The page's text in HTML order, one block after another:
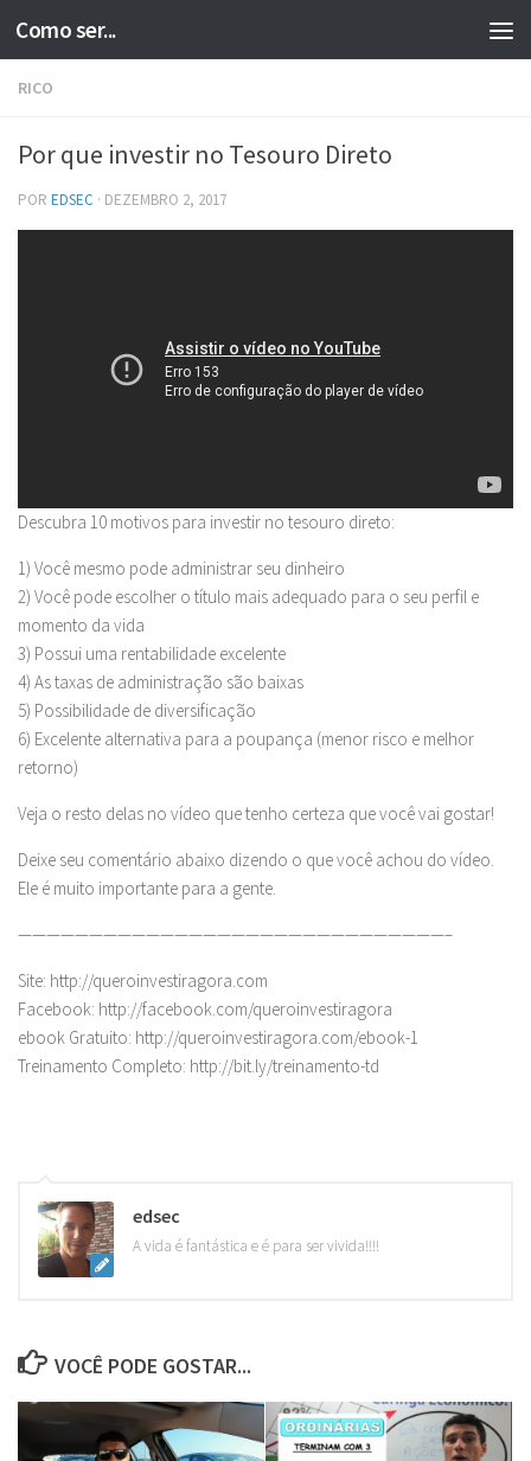
Skip to content
Como ser...
RICO
Por que investir no Tesouro Direto
POR EDSEC · DEZEMBRO 2, 2017
Descubra 10 motivos para investir no tesouro direto:
1) Você mesmo pode administrar seu dinheiro
2) Você pode escolher o título mais adequado para o seu perfil e
momento da vida
3) Possui uma rentabilidade excelente
4) As taxas de administração são baixas
5) Possibilidade de diversificação
6) Excelente alternativa para a poupança (menor risco e melhor
retorno)
Veja o resto delas no vídeo que tenho certeza que você vai gostar!
Deixe seu comentário abaixo dizendo o que você achou do vídeo.
Ele é muito importante para a gente.
——————————————————————————————–
Site: http://queroinvestiragora.com
Facebook: http://facebook.com/queroinvestiragora
ebook Gratuito: http://queroinvestiragora.com/ebook-1
Treinamento Completo: http://bit.ly/treinamento-td
edsec
A vida é fantástica e é para ser vivida!!!!
VOCÊ PODE GOSTAR...